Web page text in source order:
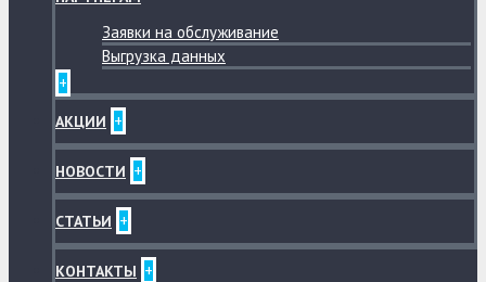
Заявки на обслуживание
Выгрузка данных
+
АКЦИИ +
НОВОСТИ +
СТАТЬИ +
КОНТАКТЫ +